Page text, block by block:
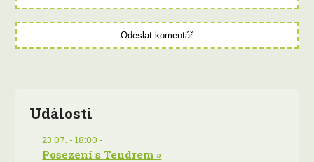
Události
23.07. - 18:00 -
Posezení s Tendrem »